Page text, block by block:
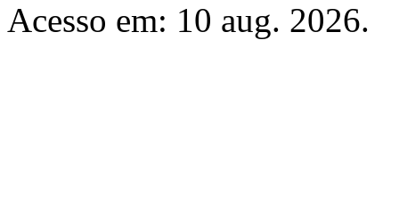
Acesso em: 10 aug. 2026.